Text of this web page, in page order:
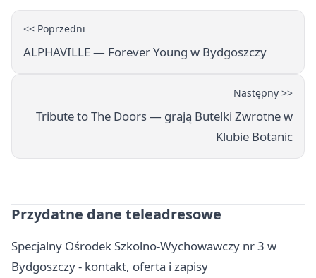
<< Poprzedni
ALPHAVILLE — Forever Young w Bydgoszczy
Następny >>
Tribute to The Doors — grają Butelki Zwrotne w
Klubie Botanic
Przydatne dane teleadresowe
Specjalny Ośrodek Szkolno-Wychowawczy nr 3 w
Bydgoszczy - kontakt, oferta i zapisy